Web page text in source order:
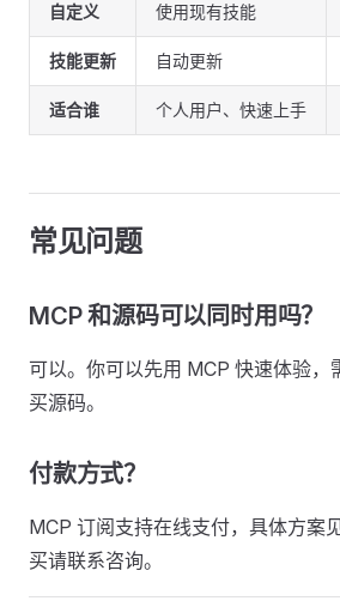
自定义 使用现有技能
技能更新 自动更新
适合谁 个人用户、快速上手
常见问题
MCP 和源码可以同时用吗？
可以。你可以先用 MCP 快速体验，
买源码。
付款方式？
MCP 订阅支持在线支付，具体方案
买请联系咨询。